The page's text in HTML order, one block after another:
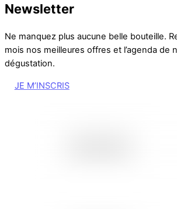
Newsletter
Ne manquez plus aucune belle bouteille.
mois nos meilleures offres et l’agenda de
dégustation.
JE M’INSCRIS